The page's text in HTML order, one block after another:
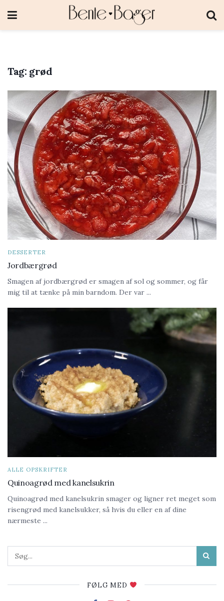
Tag: grød
DESSERTER
Jordbærgrød
Smagen af jordbærgrød er smagen af sol og sommer, og får
mig til at tænke på min barndom. Der var ...
ALLE OPSKRIFTER
Quinoagrød med kanelsukrin
Quinoagrød med kanelsukrin smager og ligner ret meget som
risengrød med kanelsukker, så hvis du eller en af dine
nærmeste ...
FØLG MED